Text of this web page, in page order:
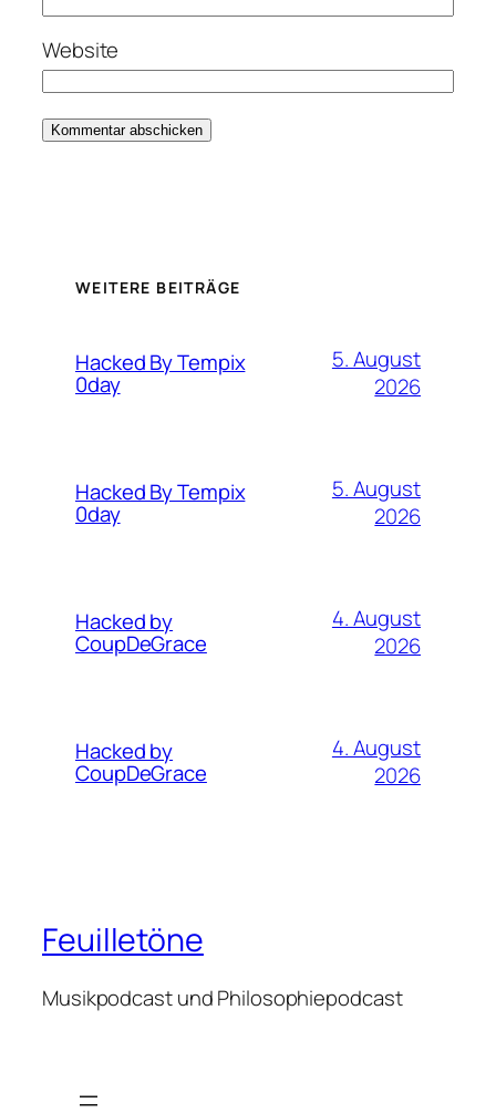
Website
WEITERE BEITRÄGE
Hacked By Tempix
0day
5. August
2026
Hacked By Tempix
0day
5. August
2026
Hacked by
CoupDeGrace
4. August
2026
Hacked by
CoupDeGrace
4. August
2026
Feuilletöne
Musikpodcast und Philosophiepodcast